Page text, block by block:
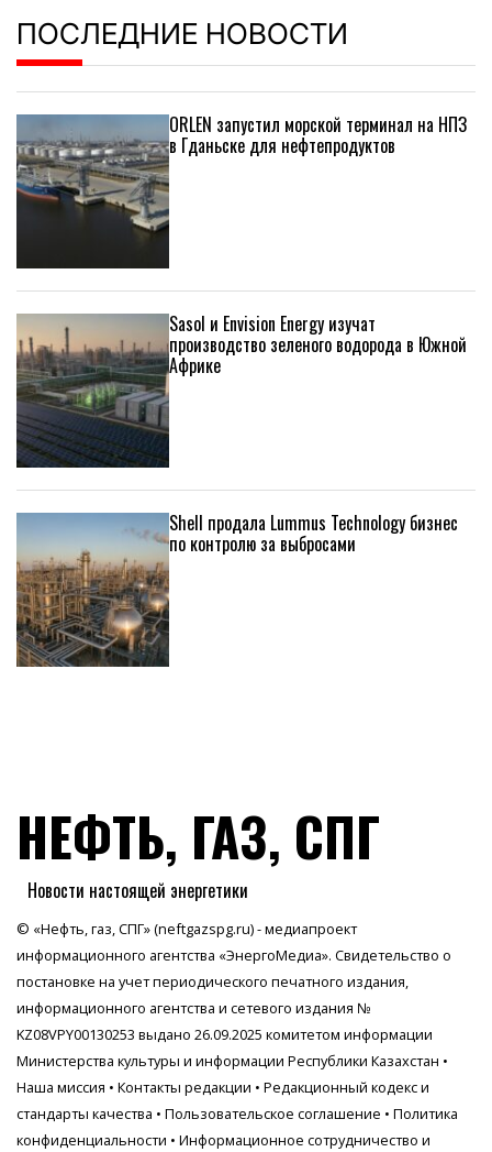
ПОСЛЕДНИЕ НОВОСТИ
ORLEN запустил морской терминал на НПЗ
в Гданьске для нефтепродуктов
Sasol и Envision Energy изучат
производство зеленого водорода в Южной
Африке
Shell продала Lummus Technology бизнес
по контролю за выбросами
НЕФТЬ, ГАЗ, СПГ
Новости настоящей энергетики
© «Нефть, газ, СПГ» (neftgazspg.ru) - медиапроект
информационного агентства «ЭнергоМедиа». Свидетельство о
постановке на учет периодического печатного издания,
информационного агентства и сетевого издания №
KZ08VPY00130253 выдано 26.09.2025 комитетом информации
Министерства культуры и информации Республики Казахстан •
Наша миссия • Контакты редакции • Редакционный кодекс и
стандарты качества • Пользовательское соглашение • Политика
конфиденциальности • Информационное сотрудничество и